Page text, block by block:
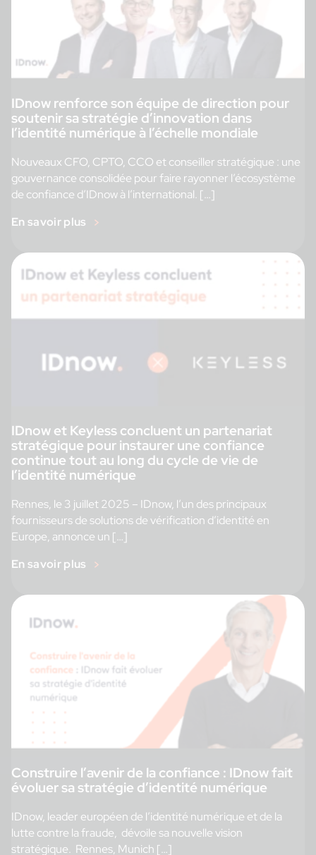
IDnow renforce son équipe de direction pour
soutenir sa stratégie d’innovation dans
l’identité numérique à l’échelle mondiale
Nouveaux CFO, CPTO, CCO et conseiller stratégique : une
gouvernance consolidée pour faire rayonner l’écosystème
de confiance d’IDnow à l’international. […]
En savoir plus
IDnow et Keyless concluent un partenariat
stratégique pour instaurer une confiance
continue tout au long du cycle de vie de
l’identité numérique
Rennes, le 3 juillet 2025 – IDnow, l’un des principaux
fournisseurs de solutions de vérification d’identité en
Europe, annonce un […]
En savoir plus
Construire l’avenir de la confiance : IDnow fait
évoluer sa stratégie d’identité numérique
IDnow, leader européen de l’identité numérique et de la
lutte contre la fraude, dévoile sa nouvelle vision
stratégique. Rennes, Munich […]